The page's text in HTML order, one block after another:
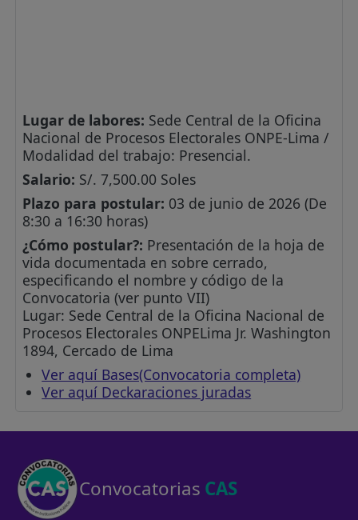
Lugar de labores: Sede Central de la Oficina
Nacional de Procesos Electorales ONPE-Lima /
Modalidad del trabajo: Presencial.
Salario: S/. 7,500.00 Soles
Plazo para postular: 03 de junio de 2026 (De
8:30 a 16:30 horas)
¿Cómo postular?: Presentación de la hoja de
vida documentada en sobre cerrado,
especificando el nombre y código de la
Convocatoria (ver punto VII)
Lugar: Sede Central de la Oficina Nacional de
Procesos Electorales ONPELima Jr. Washington
1894, Cercado de Lima
Ver aquí Bases(Convocatoria completa)
Ver aquí Deckaraciones juradas
Convocatorias CAS